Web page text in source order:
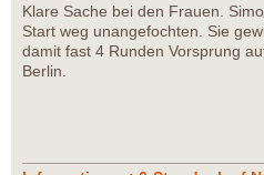
Klare Sache bei den Frauen.
Start weg unangefochten. Sie
damit fast 4 Runden Vorsprung
Berlin.